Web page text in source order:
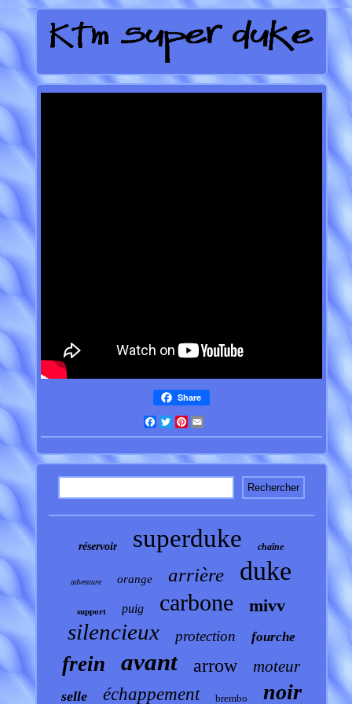
Share
Facebook
TwitterPinterest
réservoir superduke chaîne
adventure orange arrière duke
support puig carbone mivv
silencieux protection fourche
frein avant arrow moteur
selle échappement brembo noir